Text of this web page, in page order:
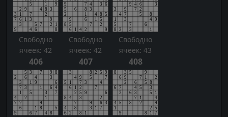
Свободно
ячеек: 42
Свободно
ячеек: 42
Свободно
ячеек: 43
406 407 408